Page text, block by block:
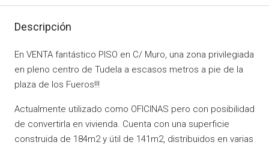
Descripción
En VENTA fantástico PISO en C/ Muro, una zona privilegiada
en pleno centro de Tudela a escasos metros a pie de la
plaza de los Fueros!!!
Actualmente utilizado como OFICINAS pero con posibilidad
de convertirla en vivienda. Cuenta con una superficie
construida de 184m2 y útil de 141m2, distribuidos en varias